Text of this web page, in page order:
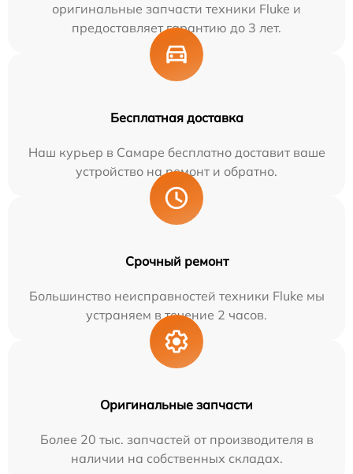
оригинальные запчасти техники Fluke и
предоставляет гарантию до 3 лет.
Бесплатная доставка
Наш курьер в Самаре бесплатно доставит ваше
устройство на ремонт и обратно.
Срочный ремонт
Большинство неисправностей техники Fluke мы
устраняем в течение 2 часов.
Оригинальные запчасти
Более 20 тыс. запчастей от производителя в
наличии на собственных складах.